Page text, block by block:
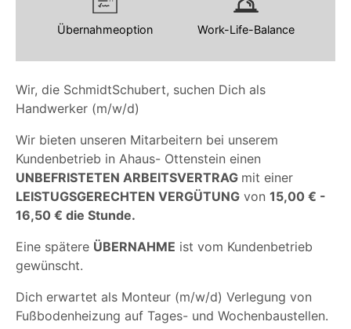
Wir, die SchmidtSchubert, suchen Dich als
Handwerker (m/w/d)
Wir bieten unseren Mitarbeitern bei unserem
Kundenbetrieb in Ahaus- Ottenstein einen
UNBEFRISTETEN ARBEITSVERTRAG mit einer
LEISTUGSGERECHTEN VERGÜTUNG von 15,00 € -
16,50 € die Stunde.
Eine spätere ÜBERNAHME ist vom Kundenbetrieb
gewünscht.
Dich erwartet als Monteur (m/w/d) Verlegung von
Fußbodenheizung auf Tages- und Wochenbaustellen.
Übernahmeoption Work-Life-Balance